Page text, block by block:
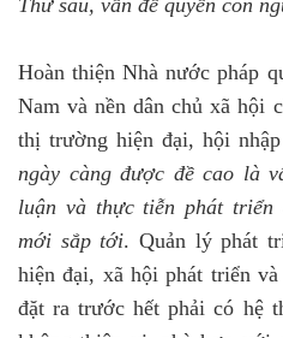
Thứ sáu, vấn đề quyền con
Hoàn thiện Nhà nước pháp
Nam và nền dân chủ xã hội
thị trường hiện đại, hội
ngày càng được đề cao là
luận và thực tiễn phát triển
mới sắp tới. Quản lý phát
hiện đại, xã hội phát triển
đặt ra trước hết phải có hệ